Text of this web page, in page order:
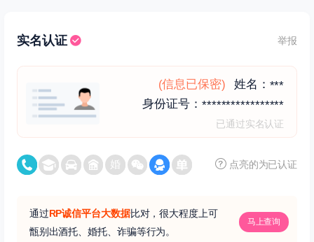
实名认证 举报
(信息已保密) 姓名： ***
身份证号： *****************
已通过实名认证
点亮的为已认证
通过RP诚信平台大数据比对，很大程度上可
甑别出酒托、婚托、诈骗等行为。
马上查询